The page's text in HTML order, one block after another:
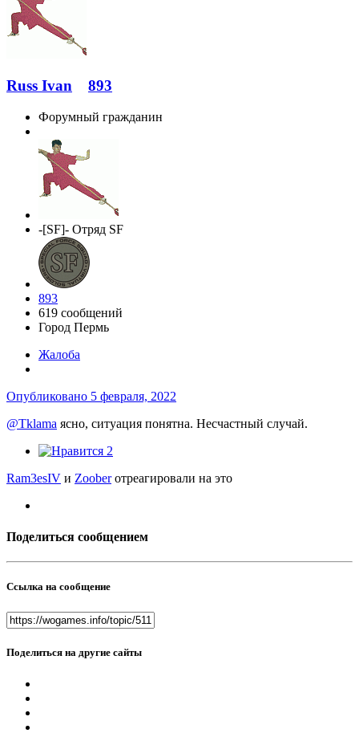
Russ Ivan 893
Форумный гражданин
-[SF]- Отряд SF
893
619 сообщений
Город Пермь
Жалоба
Опубликовано 5 февраля, 2022
@Tklama ясно, ситуация понятна. Несчастный случай.
2
Ram3esIV и Zooberотреагировали на это
Поделиться сообщением
Ссылка на сообщение
Поделиться на другие сайты